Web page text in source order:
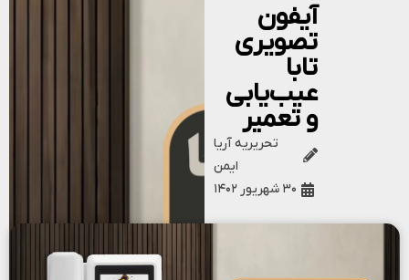
آیفون
تصویری
تابا
عیب‌یابی
و تعمیر
تحریریه آریا
ایمن
۳۰ شهریور ۱۴۰۲